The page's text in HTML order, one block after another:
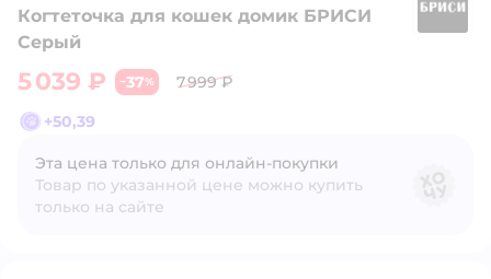
Когтеточка для кошек домик БРИСИ
Серый
5 039 ₽ −37%
7 999 ₽
+50,39
Эта цена только для онлайн‑покупки
Товар по указанной цене можно купить
только на сайте